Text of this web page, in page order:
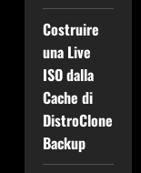
Costruire
una Live
ISO dalla
Cache di
DistroClone
Backup